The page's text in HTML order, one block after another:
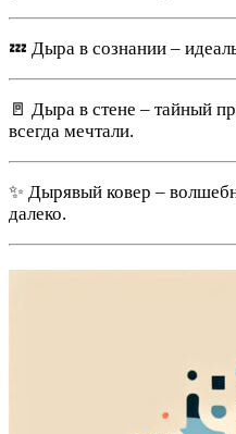
💤 Дыра в сознании –
🚪 Дыра в стене – тайный
всегда мечтали.
✨ Дырявый ковер –
далеко.